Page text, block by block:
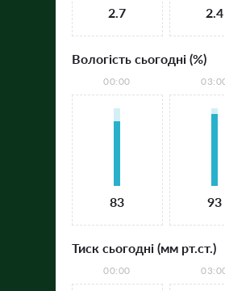
2.7 2.4
Вологість сьогодні (%)
00:00
83 93
Тиск сьогодні (мм рт.ст.)
00:00